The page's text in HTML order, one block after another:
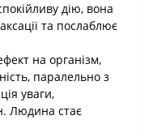
дію, вона
та послаблює
на організм,
паралельно з
уваги,
Людина стає